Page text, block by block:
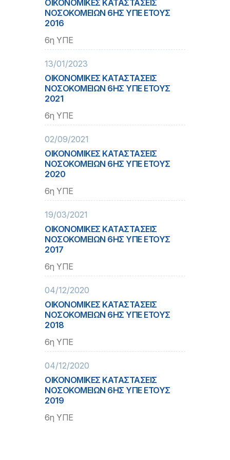
ΟΙΚΟΝΟΜΙΚΕΣ ΚΑΤΑΣΤΑΣΕΙΣ
ΝΟΣΟΚΟΜΕΙΩΝ 6ΗΣ ΥΠΕ ΕΤΟΥΣ
2016
6η ΥΠΕ
13/01/2023
ΟΙΚΟΝΟΜΙΚΕΣ ΚΑΤΑΣΤΑΣΕΙΣ
ΝΟΣΟΚΟΜΕΙΩΝ 6ΗΣ ΥΠΕ ΕΤΟΥΣ
2021
6η ΥΠΕ
02/09/2021
ΟΙΚΟΝΟΜΙΚΕΣ ΚΑΤΑΣΤΑΣΕΙΣ
ΝΟΣΟΚΟΜΕΙΩΝ 6ΗΣ ΥΠΕ ΕΤΟΥΣ
2020
6η ΥΠΕ
19/03/2021
ΟΙΚΟΝΟΜΙΚΕΣ ΚΑΤΑΣΤΑΣΕΙΣ
ΝΟΣΟΚΟΜΕΙΩΝ 6ΗΣ ΥΠΕ ΕΤΟΥΣ
2017
6η ΥΠΕ
04/12/2020
ΟΙΚΟΝΟΜΙΚΕΣ ΚΑΤΑΣΤΑΣΕΙΣ
ΝΟΣΟΚΟΜΕΙΩΝ 6ΗΣ ΥΠΕ ΕΤΟΥΣ
2018
6η ΥΠΕ
04/12/2020
ΟΙΚΟΝΟΜΙΚΕΣ ΚΑΤΑΣΤΑΣΕΙΣ
ΝΟΣΟΚΟΜΕΙΩΝ 6ΗΣ ΥΠΕ ΕΤΟΥΣ
2019
6η ΥΠΕ